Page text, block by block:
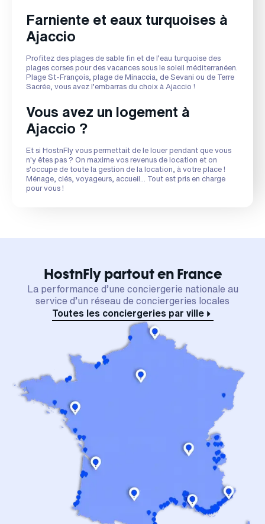
Farniente et eaux turquoises à
Ajaccio
Profitez des plages de sable fin et de l’eau turquoise des
plages corses pour des vacances sous le soleil méditerranéen.
Plage St-François, plage de Minaccia, de Sevani ou de Terre
Sacrée, vous avez l’embarras du choix à Ajaccio !
Vous avez un logement à
Ajaccio ?
Et si HostnFly vous permettait de le louer pendant que vous
n'y êtes pas ? On maxime vos revenus de location et on
s'occupe de toute la gestion de la location, à votre place !
Ménage, clés, voyageurs, accueil... Tout est pris en charge
pour vous !
HostnFly partout en France
La performance d’une conciergerie nationale au
service d’un réseau de conciergeries locales
Toutes les conciergeries par ville